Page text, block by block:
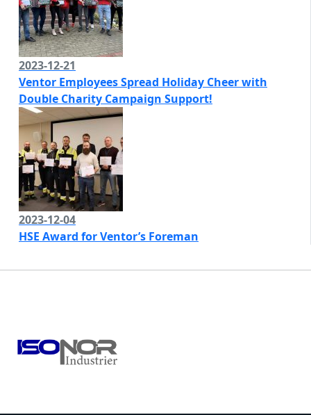
2023-12-21
Ventor Employees Spread Holiday Cheer with
Double Charity Campaign Support!
2023-12-04
HSE Award for Ventor’s Foreman